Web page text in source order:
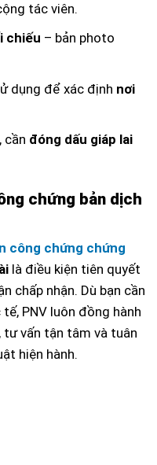
tác viên.
chiếu – bản photo
dụng để xác định nơi
cần đóng dấu giáp lai
chứng bản dịch
công chứng chứng
là điều kiện tiên quyết
chấp nhận. Dù bạn cần
PNV luôn đồng hành
tư vấn tận tâm và tuân
hiện hành.